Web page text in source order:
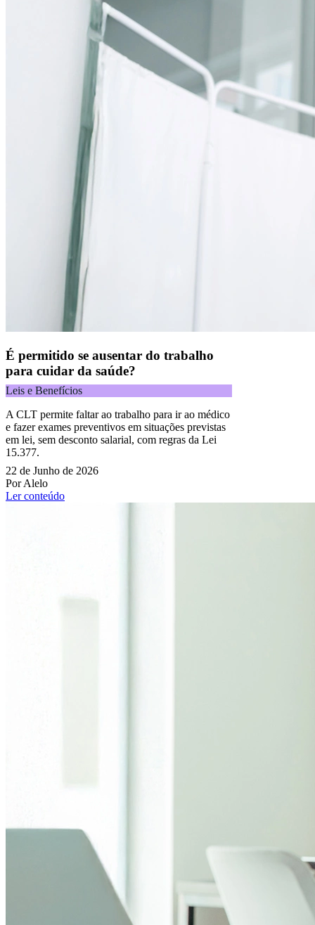
É permitido se ausentar do trabalho
para cuidar da saúde?
Leis e Benefícios
A CLT permite faltar ao trabalho para ir ao médico
e fazer exames preventivos em situações previstas
em lei, sem desconto salarial, com regras da Lei
15.377.
22 de Junho de 2026
Por Alelo
Ler conteúdo